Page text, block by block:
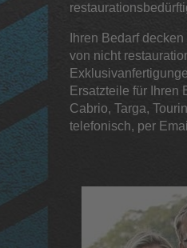
Ihren Bedarf
von nicht
Ersatzteile für Ihren
Cabrio, Targa,
telefonisch, per